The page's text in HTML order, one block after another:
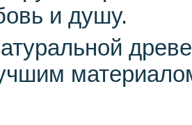
и душу.